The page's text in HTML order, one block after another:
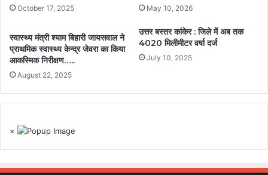
October 17, 2025 May 10, 2026
स्वास्थ्य मंत्री श्याम बिहारी जायसवाल ने
प्राथमिक स्वास्थ्य केन्द्र जेवरा का किया
आकस्मिक निरीक्षण…..
August 22, 2025
उत्तर बस्तर कांकेर : जिले में अब तक
4020 मिलीमीटर वर्षा दर्ज
July 10, 2025
×